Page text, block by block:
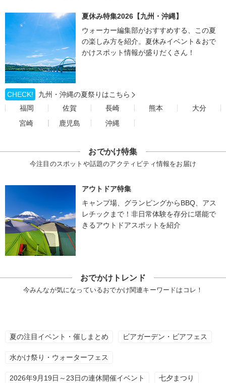
夏休み特集2026【九州・沖縄】
ウォーカー編集部がおすすめする、この夏
の楽しみ方を紹介。夏休みイベント＆おで
かけスポット情報が盛りだくさん！
CHECK!
九州・沖縄の夏祭りはこちら
福岡
佐賀 長崎 熊本
大分
宮崎
鹿児島 沖縄
おでかけ特集
今注目のスポットや話題のアクティビティ情報をお届け
アウトドア特集
キャンプ場、グランピングからBBQ、アス
レチックまで！非日常体験を存分に堪能で
きるアウトドアスポットを紹介
おでかけトレンド
今みんなが気になっているおでかけ関連キーワードはコレ！
夏の注目イベント・催しまとめ ビアガーデン・ビアフェス
水かけ祭り・ウォーターフェス
2026年9月19日～23日の連休開催イベント 七夕まつり